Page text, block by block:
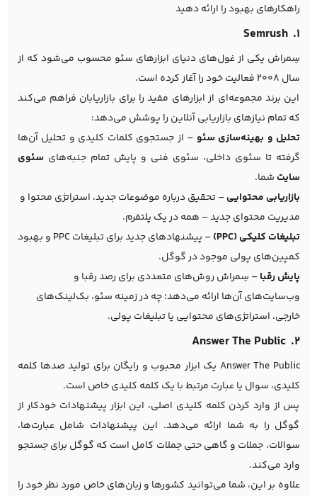
راهکارهای بهبود را ارائه دهید
۱. Semrush
سِمراش یکی از غول‌های دنیای ابزارهای سئو محسوب می‌شود که از
سال 2008 فعالیت خود را آغاز کرده است.
این برند مجموعه‌ای از ابزارهای مفید را برای بازاریابان فراهم می‌کند
که تمام نیازهای بازاریابی آنلاین را پوشش می‌دهد:
تحلیل و بهینه‌سازی سئو – از جستجوی کلمات کلیدی و تحلیل آن‌ها
گرفته تا سئوی داخلی، سئوی فنی و پایش تمام جنبه‌هایسئوی
سایت شما.
بازاریابی محتوایی– تحقیق درباره موضوعات جدید، استراتژی محتوا و
مدیریت محتوای جدید – همه در یک پلتفرم.
تبلیغات کلیکی (PPC)
– پیشنهادهای جدید برای تبلیغات PPC و بهبود
کمپین‌های پولی موجود در گوگل.
پایش رقبا– سِمراش روش‌های متعددی برای رصد رقبا و
وب‌سایت‌های آن‌ها ارائه می‌دهد؛ چه در زمینه سئو، بک‌لینک‌های
خارجی، استراتژی‌های محتوایی یا تبلیغات پولی.
۲. Answer The Public
Answer The Public یک ابزار محبوب و رایگان برای تولید صدها کلمه
کلیدی، سوال یا عبارت مرتبط با یک کلمه کلیدی خاص است.
پس از وارد کردن کلمه کلیدی اصلی، این ابزار پیشنهادات خودکار از
گوگل را به شما ارائه می‌دهد. این پیشنهادات شامل عبارت‌ها،
سوالات، جملات و گاهی حتی جملات کامل است که گوگل برای جستجو
وارد می‌کند.
علاوه بر این، شما می‌توانید کشورها و زبان‌های خاص مورد نظر خود را